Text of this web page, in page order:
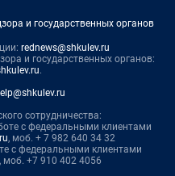
и государственных органов
rednews@shkulev.ru
и государственных органов:
.
сотрудничества:
с федеральными клиентами
, моб. + 7 982 640 34 32
с федеральными клиентами
, моб. +7 910 402 4056